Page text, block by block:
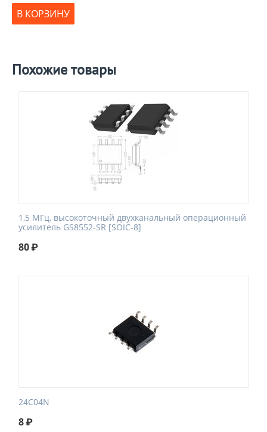
В КОРЗИНУ
Похожие товары
1,5 МГц, высокоточный двухканальный операционный
усилитель GS8552-SR [SOIC-8]
80₽
24C04N
8₽